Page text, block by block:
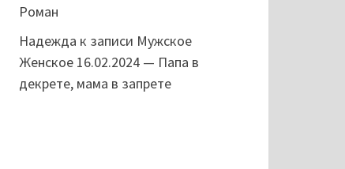
Роман
Надежда к записи Мужское
Женское 16.02.2024 — Папа в
декрете, мама в запрете